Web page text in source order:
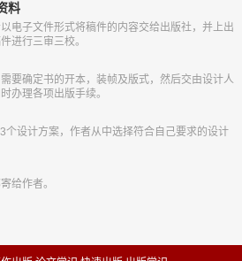
料
电子文件形式将稿件的内容交给出版社，并上出
进行三审三校。
要确定书的开本，装帧及版式，然后交由设计人
办理各项出版手续。
个设计方案，作者从中选择符合自己要求的设计
给作者。